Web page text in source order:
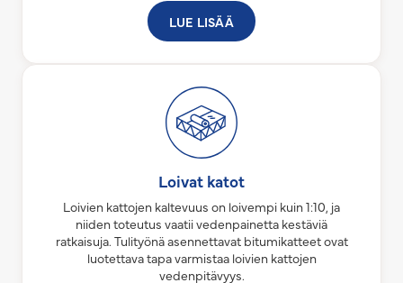
LUE LISÄÄ
Loivat katot
Loivien kattojen kaltevuus on loivempi kuin 1:10, ja
niiden toteutus vaatii vedenpainetta kestäviä
ratkaisuja. Tulityönä asennettavat bitumikatteet ovat
luotettava tapa varmistaa loivien kattojen
vedenpitävyys.